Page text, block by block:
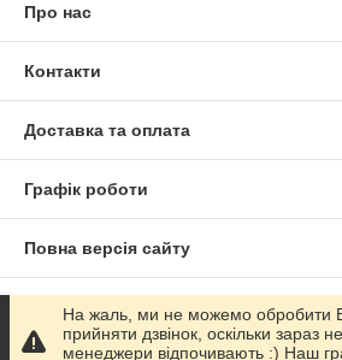
Про нас
Контакти
Доставка та оплата
Графік роботи
Повна версія сайту
Сайт створено на маркетплейсі
На жаль, ми не можемо обробити
прийняти дзвінок, оскільки зараз
менеджери відпочивають :) Наш